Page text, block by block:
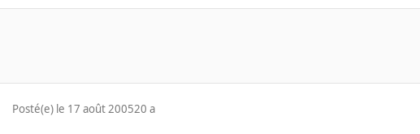
Posté(e) le 17 août 200520 a